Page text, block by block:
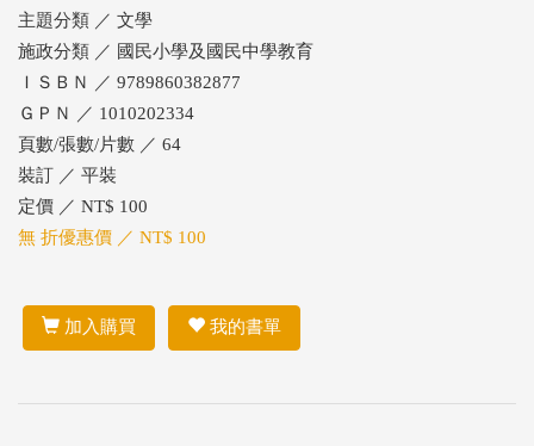
主題分類 ／ 文學
施政分類 ／ 國民小學及國民中學教育
ＩＳＢＮ ／ 9789860382877
ＧＰＮ ／ 1010202334
頁數/張數/片數 ／ 64
裝訂 ／ 平裝
定價 ／ NT$ 100
無 折優惠價 ／ NT$ 100
加入購買 我的書單